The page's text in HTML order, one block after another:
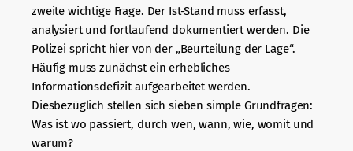
zweite wichtige Frage. Der Ist-Stand muss erfasst,
analysiert und fortlaufend dokumentiert werden. Die
Polizei spricht hier von der „Beurteilung der Lage“.
Häufig muss zunächst ein erhebliches
Informationsdefizit aufgearbeitet werden.
Diesbezüglich stellen sich sieben simple Grundfragen:
Was ist wo passiert, durch wen, wann, wie, womit und
warum?